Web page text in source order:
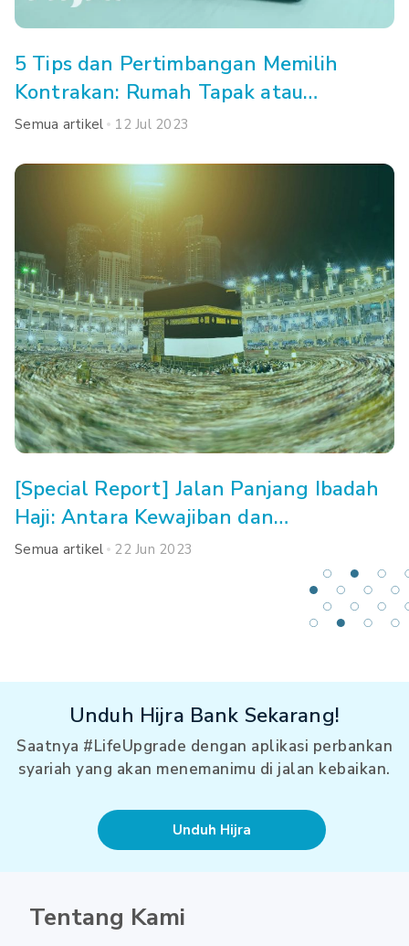
5 Tips dan Pertimbangan Memilih
Kontrakan: Rumah Tapak atau
Apartemen, Ya?
Semua artikel 12 Jul 2023
[Special Report] Jalan Panjang Ibadah
Haji: Antara Kewajiban dan
Kemampuan
Semua artikel 22 Jun 2023
Unduh Hijra Bank Sekarang!
Saatnya #LifeUpgrade dengan aplikasi perbankan
syariah yang akan menemanimu di jalan kebaikan.
Unduh Hijra
Tentang Kami